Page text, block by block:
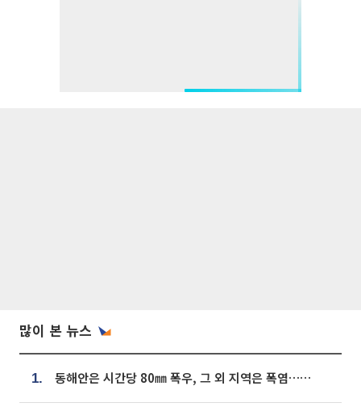
많이 본 뉴스
1. 동해안은 시간당 80㎜ 폭우, 그 외 지역은 폭염…‘극과 극 날씨’